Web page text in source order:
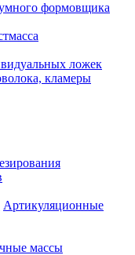
формовщика
ложек
кламеры
Артикуляционные
массы